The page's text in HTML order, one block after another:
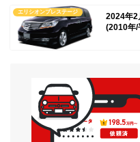
エリシオンプレステージ
2024年2
(2010年/